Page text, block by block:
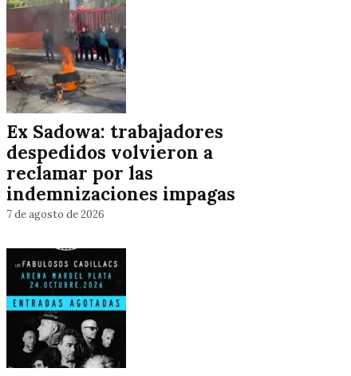
Ex Sadowa: trabajadores
despedidos volvieron a
reclamar por las
indemnizaciones impagas
7 de agosto de 2026